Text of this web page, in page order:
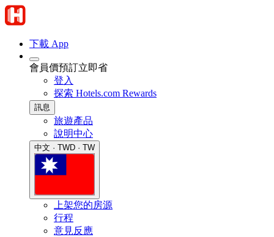
下載 App
會員價預訂立即省
登入
探索 Hotels.com Rewards
訊息
旅遊產品
說明中心
中文 · TWD · TW
上架您的房源
行程
意見反應